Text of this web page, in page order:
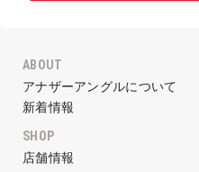
ABOUT
アナザーアングルについて
新着情報
SHOP
店舗情報